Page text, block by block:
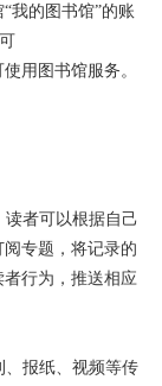
我的图书馆”的账
用图书馆服务。
者可以根据自己
专题，将记录的
行为，推送相应
报纸、视频等传